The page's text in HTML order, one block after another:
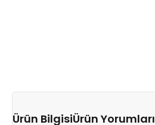
Ürün BilgisiÜrün Yorumları